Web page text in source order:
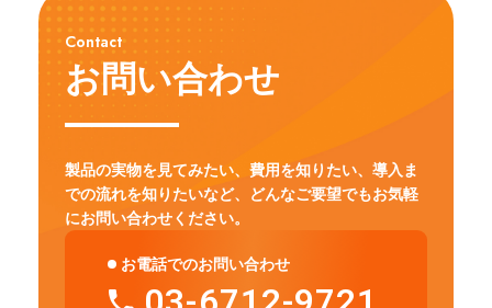
Contact
お問い合わせ
製品の実物を見てみたい、費用を知りたい、導入ま
での流れを知りたいなど、
どんなご要望でもお気軽
にお問い合わせください。
お電話でのお問い合わせ